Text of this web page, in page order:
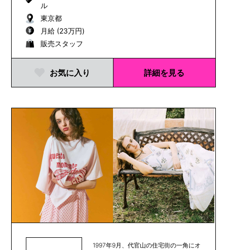
ル
東京都
月給 (23万円)
販売スタッフ
お気に入り 詳細を見る
1997年9月、代官山の住宅街の一角にオ